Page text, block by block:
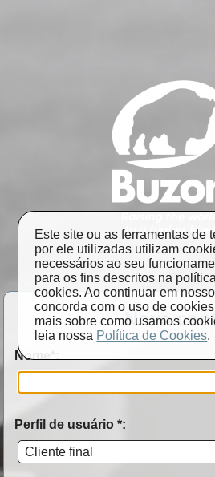
Nova
Nome
Perfil de usuário *:
Este site ou as ferramentas de
por ele utilizadas utilizam
necessários ao seu
para os fins descritos na
cookies. Ao continuar em
concorda com o uso de
mais sobre como usamos
leia nossa Política de Cookies.